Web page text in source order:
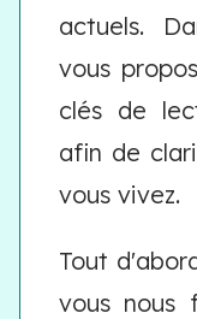
actuels.
vous
clés de
afin de
vous vivez.
Tout
vous nous